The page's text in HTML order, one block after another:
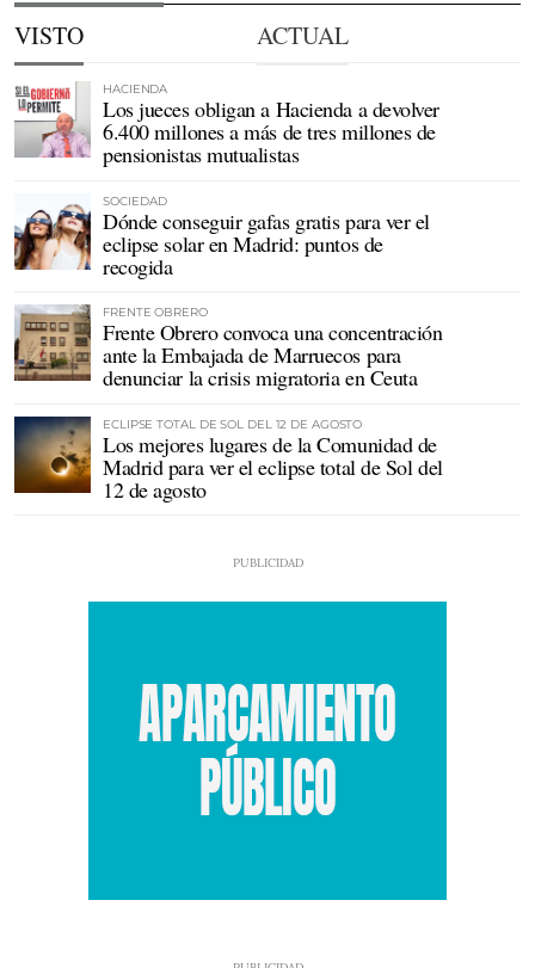
VISTO ACTUAL
HACIENDA
Los jueces obligan a Hacienda a devolver
6.400 millones a más de tres millones de
pensionistas mutualistas
SOCIEDAD
Dónde conseguir gafas gratis para ver el
eclipse solar en Madrid: puntos de
recogida
FRENTE OBRERO
Frente Obrero convoca una concentración
ante la Embajada de Marruecos para
denunciar la crisis migratoria en Ceuta
ECLIPSE TOTAL DE SOL DEL 12 DE AGOSTO
Los mejores lugares de la Comunidad de
Madrid para ver el eclipse total de Sol del
12 de agosto